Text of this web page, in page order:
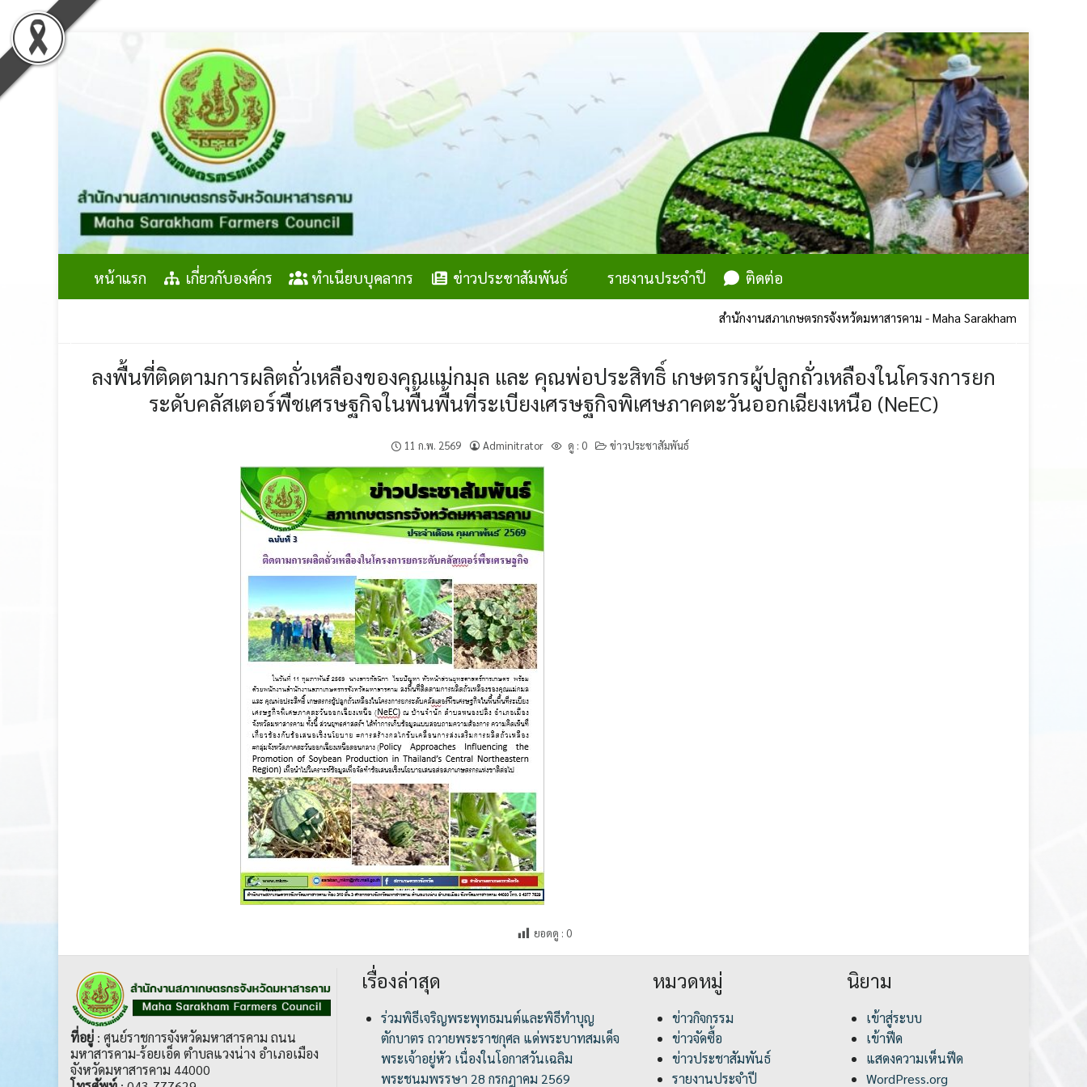
Skip
to
content
หน้าแรก เกี่ยวกับองค์กร ทำเนียบบุคลากร ข่าวประชาสัมพันธ์ รายงานประจำปี ติดต่อ
สำนักงานสภาเกษตรกรจังหวัดมหาสารคาม - Maha Sarakham Farmers
ลงพื้นที่ติดตามการผลิตถั่วเหลืองของคุณแม่กมล และ คุณพ่อประสิทธิ์ เกษตรกรผู้ปลูกถั่วเหลืองในโครงการยก
ระดับคลัสเตอร์พืชเศรษฐกิจในพื้นพื้นที่ระเบียงเศรษฐกิจพิเศษภาคตะวันออกเฉียงเหนือ (NeEC)
11 ก.พ. 2569 Adminitrator ดู : 0 ข่าวประชาสัมพันธ์
ยอดดู : 0
ที่อยู่ : ศูนย์ราชการจังหวัดมหาสารคาม ถนน
มหาสารคาม-ร้อยเอ็ด ตำบลแวงน่าง อำเภอเมือง
จังหวัดมหาสารคาม 44000
เรื่องล่าสุด
ร่วมพิธีเจริญพระพุทธมนต์และพิธีทำบุญ
ตักบาตร ถวายพระราชกุศล แด่พระบาทสมเด็จ
พระเจ้าอยู่หัว เนื่องในโอกาสวันเฉลิม
พระชนมพรรษา 28 กรกฎาคม 2569
หมวดหมู่
ข่าวกิจกรรม
ข่าวจัดซื้อ
ข่าวประชาสัมพันธ์
รายงานประจำปี
นิยาม
เข้าสู่ระบบ
เข้าฟีด
แสดงความเห็นฟีด
WordPress.org